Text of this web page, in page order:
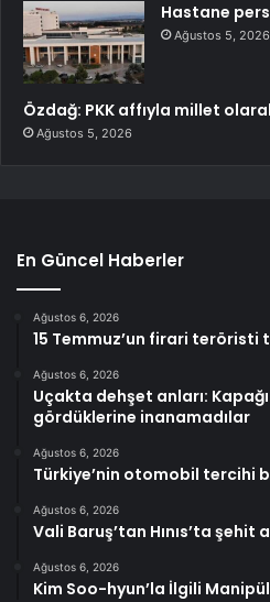
Hastane
Ağustos 5, 2026
Özdağ: PKK affıyla millet
Ağustos 5, 2026
En Güncel Haberler
Ağustos 6, 2026
15 Temmuz’un firari teröristi
Ağustos 6, 2026
Uçakta dehşet anları:
gördüklerine inanamadılar
Ağustos 6, 2026
Türkiye’nin otomobil tercihi
Ağustos 6, 2026
Vali Baruş’tan Hınıs’ta
Ağustos 6, 2026
Kim Soo-hyun’la İlgili